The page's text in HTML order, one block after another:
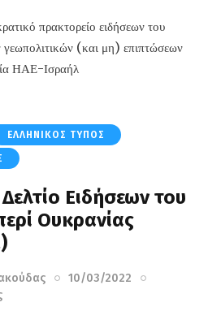
πρακτορείο ειδήσεων του
γεωπολιτικών (και μη) επιπτώσεων
ΗΑΕ-Ισραήλ
ΕΛΛΗΝΙΚΌΣ ΤΎΠΟΣ
Ειδήσεων του
Ουκρανίας
10/03/2022